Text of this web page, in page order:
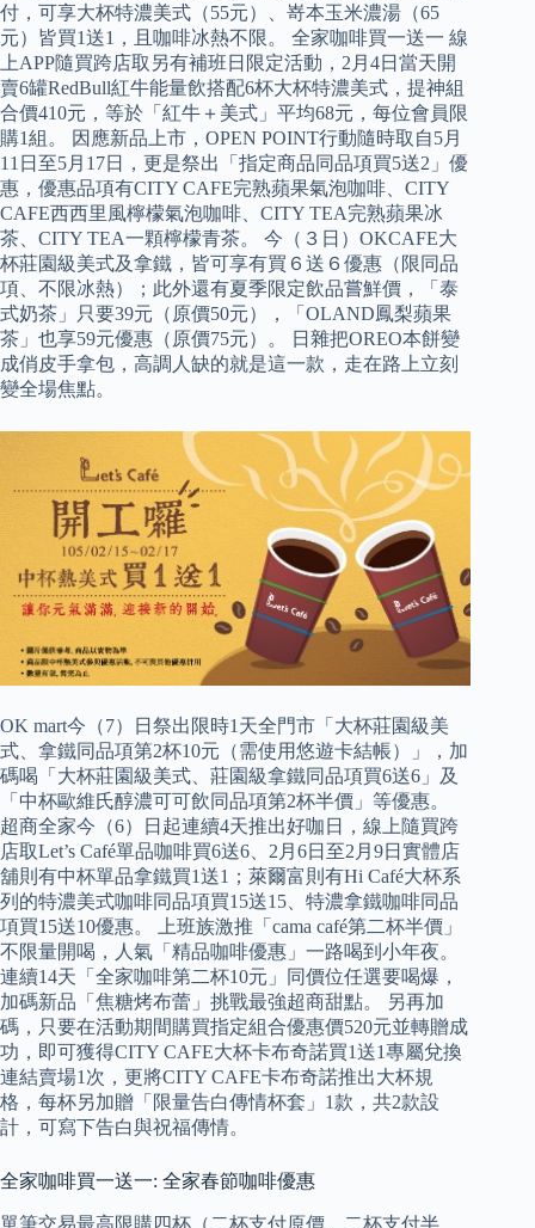
付，可享大杯特濃美式（55元）、嵜本玉米濃湯（65
元）皆買1送1，且咖啡冰熱不限。 全家咖啡買一送一 線
上APP隨買跨店取另有補班日限定活動，2月4日當天開
賣6罐RedBull紅牛能量飲搭配6杯大杯特濃美式，提神組
合價410元，等於「紅牛＋美式」平均68元，每位會員限
購1組。 因應新品上市，OPEN POINT行動隨時取自5月
11日至5月17日，更是祭出「指定商品同品項買5送2」優
惠，優惠品項有CITY CAFE完熟蘋果氣泡咖啡、CITY
CAFE西西里風檸檬氣泡咖啡、CITY TEA完熟蘋果冰
茶、CITY TEA一顆檸檬青茶。 今（３日）OKCAFE大
杯莊園級美式及拿鐵，皆可享有買６送６優惠（限同品
項、不限冰熱）；此外還有夏季限定飲品嘗鮮價，「泰
式奶茶」只要39元（原價50元），「OLAND鳳梨蘋果
茶」也享59元優惠（原價75元）。 日雜把OREO本餅變
成俏皮手拿包，高調人缺的就是這一款，走在路上立刻
變全場焦點。
OK mart今（7）日祭出限時1天全門市「大杯莊園級美
式、拿鐵同品項第2杯10元（需使用悠遊卡結帳）」，加
碼喝「大杯莊園級美式、莊園級拿鐵同品項買6送6」及
「中杯歐維氏醇濃可可飲同品項第2杯半價」等優惠。
超商全家今（6）日起連續4天推出好咖日，線上隨買跨
店取Let’s Café單品咖啡買6送6、2月6日至2月9日實體店
舖則有中杯單品拿鐵買1送1；萊爾富則有Hi Café大杯系
列的特濃美式咖啡同品項買15送15、特濃拿鐵咖啡同品
項買15送10優惠。 上班族激推「cama café第二杯半價」
不限量開喝，人氣「精品咖啡優惠」一路喝到小年夜。
連續14天「全家咖啡第二杯10元」同價位任選要喝爆，
加碼新品「焦糖烤布蕾」挑戰最強超商甜點。 另再加
碼，只要在活動期間購買指定組合優惠價520元並轉贈成
功，即可獲得CITY CAFE大杯卡布奇諾買1送1專屬兌換
連結賣場1次，更將CITY CAFE卡布奇諾推出大杯規
格，每杯另加贈「限量告白傳情杯套」1款，共2款設
計，可寫下告白與祝福傳情。
全家咖啡買一送一: 全家春節咖啡優惠
單筆交易最高限購四杯（二杯支付原價、二杯支付半